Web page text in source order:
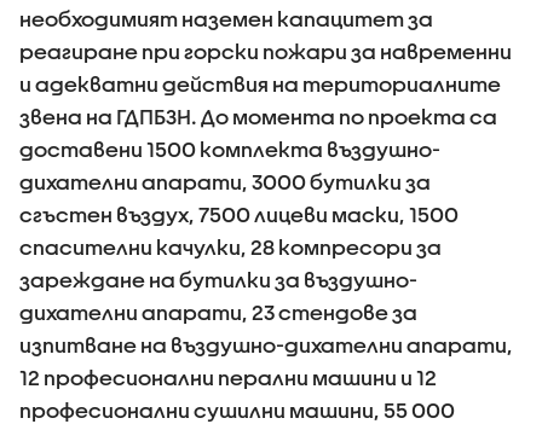
необходимият наземен капацитет за
реагиране при горски пожари за навременни
и адекватни действия на териториалните
звена на ГДПБЗН. До момента по проекта са
доставени 1500 комплекта въздушно-
дихателни апарати, 3000 бутилки за
сгъстен въздух, 7500 лицеви маски, 1500
спасителни качулки, 28 компресори за
зареждане на бутилки за въздушно-
дихателни апарати, 23 стендове за
изпитване на въздушно-дихателни апарати,
12 професионални перални машини и 12
професионални сушилни машини, 55 000